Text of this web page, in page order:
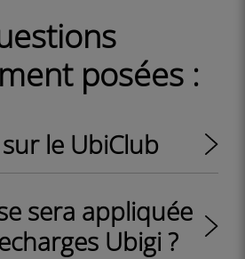
posées :
le UbiClub
sera appliquée
Ubigi ?